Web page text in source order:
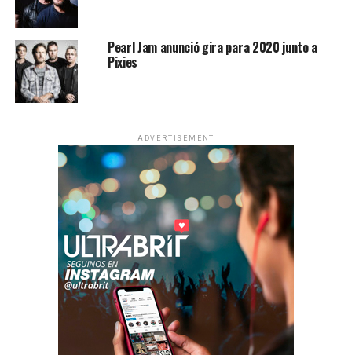
Pearl Jam anunció gira para 2020 junto a
Pixies
ADVERTISEMENT